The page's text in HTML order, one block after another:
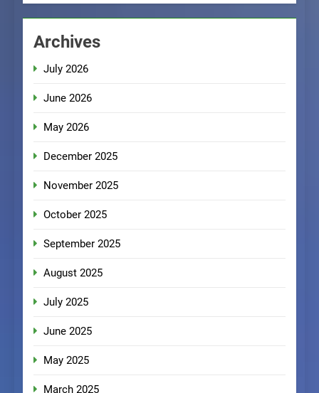
Archives
July 2026
June 2026
May 2026
December 2025
November 2025
October 2025
September 2025
August 2025
July 2025
June 2025
May 2025
March 2025